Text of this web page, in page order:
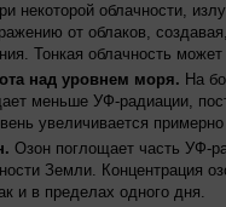
некоторой облачности,
от облаков,
Тонкая облачность
над уровнем моря. На
меньше УФ-радиации,
увеличивается
Озон поглощает часть УФ-
Земли. Концентрация
и в пределах одного дня.